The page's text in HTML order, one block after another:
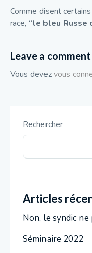
Comme disent
race, “le bleu Russe
Leave a comment
Vous devezvous
Rechercher
Articles
Non, le syndic
Séminaire 2022